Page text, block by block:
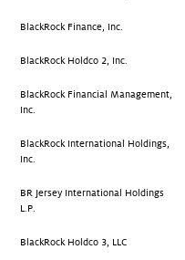
BlackRock Finance, Inc.
BlackRock Holdco 2, Inc.
BlackRock Financial Management,
Inc.
BlackRock International Holdings,
Inc.
BR Jersey International Holdings
L.P.
BlackRock Holdco 3, LLC